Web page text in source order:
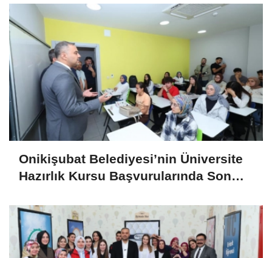
Onikişubat Belediyesi’nin Üniversite
Hazırlık Kursu Başvurularında Son